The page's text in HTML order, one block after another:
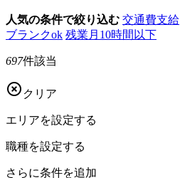
人気の条件で絞り込む 交通費支給
ブランクok 残業月10時間以下
697件該当
 クリア
エリアを設定する
職種を設定する
さらに条件を追加